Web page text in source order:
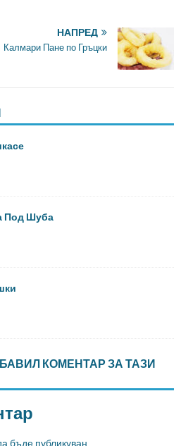
НАПРЕД
Калмари Пане по Гръцки
Под Шуба
КОМЕНТАР ЗА ТАЗИ
бъде публикуван